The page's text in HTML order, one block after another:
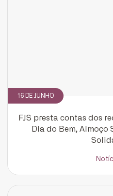
16 DE JUNHO
FJS presta contas dos
Dia do Bem, Almoço
Silveira em seu e-